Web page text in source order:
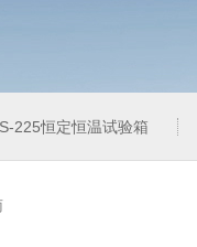
225恒定恒温试验箱